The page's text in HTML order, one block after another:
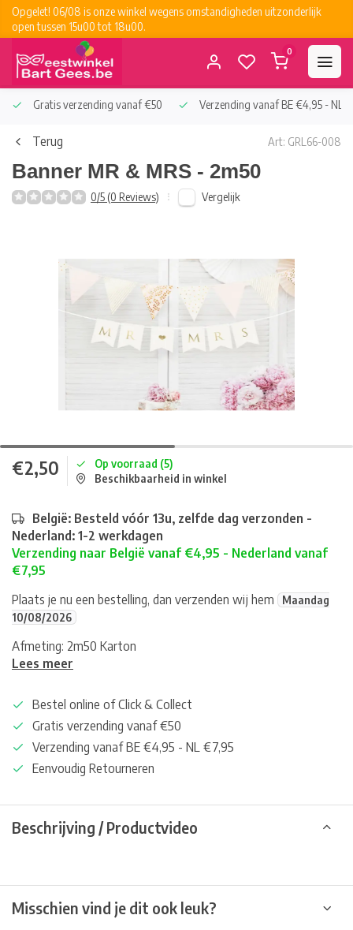
Opgelet! 06/08 is onze winkel wegens omstandigheden uitzonderlijk
open tussen 15u00 tot 18u00.
0
Gratis verzending vanaf €50 Verzending vanaf BE €4,95 - NL
Terug Art: GRL66-008
Banner MR & MRS - 2m50
0/5 (0 Reviews) Vergelijk
€2,50
Op voorraad (5)
Beschikbaarheid in winkel
België: Besteld vóór 13u, zelfde dag verzonden -
Nederland: 1-2 werkdagen
Verzending naar België vanaf €4,95 - Nederland vanaf
€7,95
Plaats je nu een bestelling, dan verzenden wij hem
Maandag
10/08/2026
Afmeting: 2m50 Karton
Lees meer
Bestel online of Click & Collect
Gratis verzending vanaf €50
Verzending vanaf BE €4,95 - NL €7,95
Eenvoudig Retourneren
Beschrijving / Productvideo
Misschien vind je dit ook leuk?